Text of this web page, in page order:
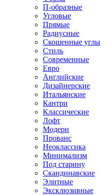
П-образные
Угловые
Прямые
Радиусные
Скошенные углы
Стиль
Современные
Евро
Английские
Дизайнерские
Итальянские
Кантри
Классические
Лофт
Модерн
Прованс
Неоклассика
Минимализм
Под старину
Скандинавские
Элитные
Эксклюзивные